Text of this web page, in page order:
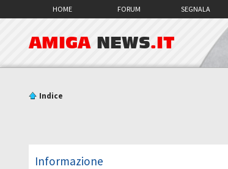
HOME FORUM SEGNALA
AMIGA NEWS.IT
Indice
Informazione